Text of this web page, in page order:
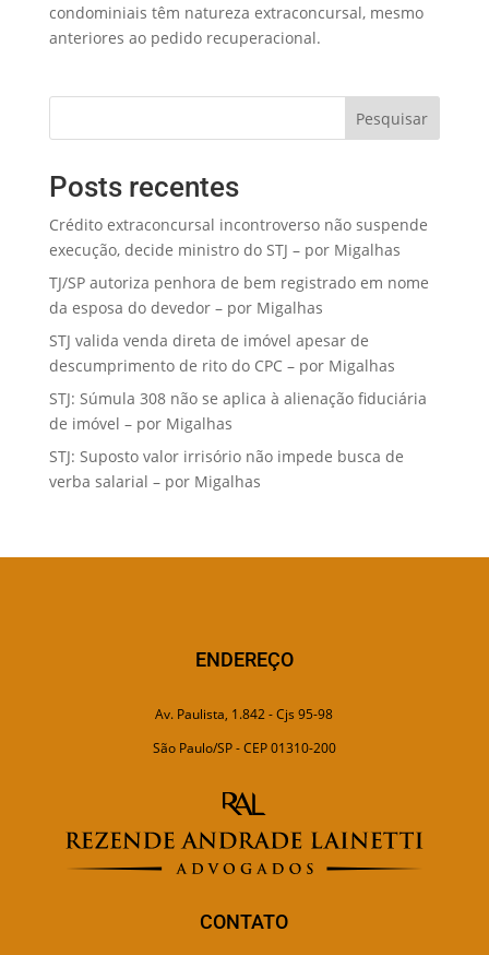
condominiais têm natureza extraconcursal, mesmo
anteriores ao pedido recuperacional.
Pesquisar
Posts recentes
Crédito extraconcursal incontroverso não suspende
execução, decide ministro do STJ – por Migalhas
TJ/SP autoriza penhora de bem registrado em nome
da esposa do devedor – por Migalhas
STJ valida venda direta de imóvel apesar de
descumprimento de rito do CPC – por Migalhas
STJ: Súmula 308 não se aplica à alienação fiduciária
de imóvel – por Migalhas
STJ: Suposto valor irrisório não impede busca de
verba salarial – por Migalhas
ENDEREÇO
Av. Paulista, 1.842 - Cjs 95-98
São Paulo/SP - CEP 01310-200
CONTATO